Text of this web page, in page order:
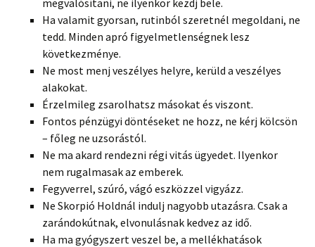
Ha valamit gyorsan, rutinból szeretnél megoldani, ne
tedd. Minden apró figyelmetlenségnek lesz
következménye.
Ne most menj veszélyes helyre, kerüld a veszélyes
alakokat.
Érzelmileg zsarolhatsz másokat és viszont.
Fontos pénzügyi döntéseket ne hozz, ne kérj kölcsön
– főleg ne uzsorástól.
Ne ma akard rendezni régi vitás ügyedet. Ilyenkor
nem rugalmasak az emberek.
Fegyverrel, szúró, vágó eszközzel vigyázz.
Ne Skorpió Holdnál indulj nagyobb utazásra. Csak a
zarándokútnak, elvonulásnak kedvez az idő.
Ha ma gyógyszert veszel be, a mellékhatások